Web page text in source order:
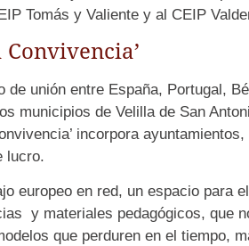
Tomás y Valiente y al CEIP
de unión entre España, Portugal,
municipios de Velilla de San
incorpora
lucro.
europeo en red, un espacio para
y materiales pedagógicos, que
que perduren en el tiempo,